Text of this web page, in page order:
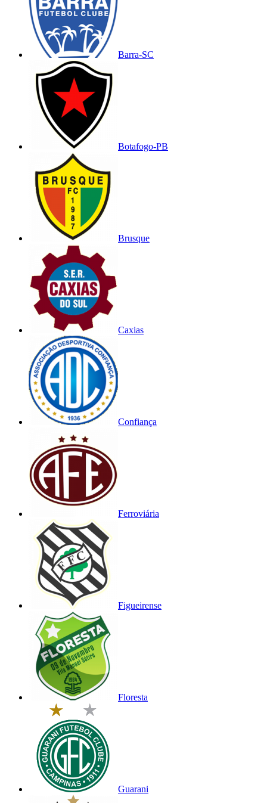
Barra-SC
Botafogo-PB
Brusque
Caxias
Confiança
Ferroviária
Figueirense
Floresta
Guarani